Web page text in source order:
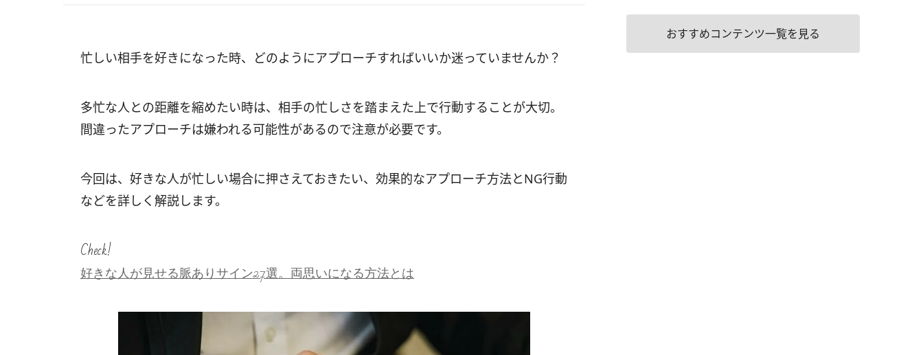
忙しい相手を好きになった時、どのようにアプローチすればいいか迷っていませんか？
多忙な人との距離を縮めたい時は、相手の忙しさを踏まえた上で行動することが大切。
間違ったアプローチは嫌われる可能性があるので注意が必要です。
今回は、好きな人が忙しい場合に押さえておきたい、効果的なアプローチ方法とNG行動
などを詳しく解説します。
Check!
好きな人が見せる脈ありサイン27選。両思いになる方法とは
おすすめコンテンツ一覧を見る